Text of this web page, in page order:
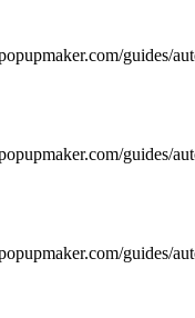
guides/
guides/
guides/